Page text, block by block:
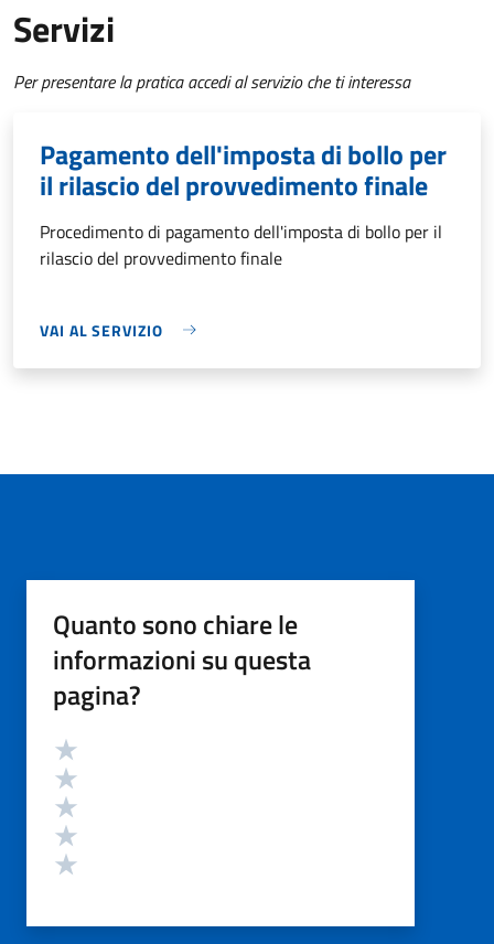
Servizi
Per presentare la pratica accedi al servizio che ti interessa
Pagamento dell'imposta di bollo per
il rilascio del provvedimento finale
Procedimento di pagamento dell'imposta di bollo per il
rilascio del provvedimento finale
VAI AL SERVIZIO
Quanto sono chiare le
informazioni su questa
pagina?
Valutazione